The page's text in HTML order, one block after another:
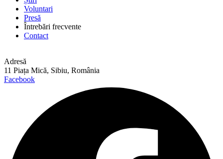
Voluntari
Presă
Întrebări frecvente
Contact
Adresă
11 Piața Mică, Sibiu, România
Facebook